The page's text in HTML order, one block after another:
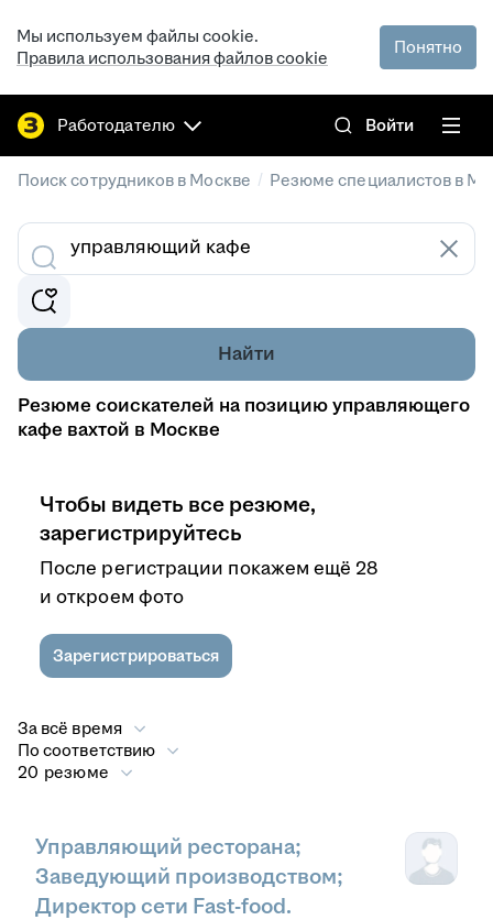
Мы используем файлы cookie.
Правила использования файлов cookie
Понятно
Работодателю Войти
Поиск сотрудников в Москве / Резюме специалистов в
Найти
Резюме соискателей на позицию управляющего
кафе вахтой в Москве
Чтобы видеть все резюме,
зарегистрируйтесь
После регистрации покажем ещё 28
и откроем фото
Зарегистрироваться
За всё время
По соответствию
20 резюме
Управляющий ресторана;
Заведующий производством;
Директор сети Fast-food.